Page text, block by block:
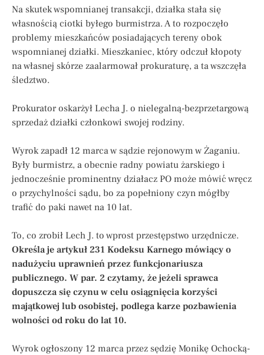
Na skutek wspomnianej transakcji, działka stała się
własnością ciotki byłego burmistrza. A to rozpoczęło
problemy mieszkańców posiadających tereny obok
wspomnianej działki. Mieszkaniec, który odczuł kłopoty
na własnej skórze zaalarmował prokuraturę, a ta wszczęła
śledztwo.
Prokurator oskarżył Lecha J. o nielegalną-bezprzetargową
sprzedaż działki członkowi swojej rodziny.
Wyrok zapadł 12 marca w sądzie rejonowym w Żaganiu.
Były burmistrz, a obecnie radny powiatu żarskiego i
jednocześnie prominentny działacz PO może mówić wręcz
o przychylności sądu, bo za popełniony czyn mógłby
trafić do paki nawet na 10 lat.
To, co zrobił Lech J. to wprost przestępstwo urzędnicze.
Określa je artykuł 231 Kodeksu Karnego mówiący o
nadużyciu uprawnień przez funkcjonariusza
publicznego. W par. 2 czytamy, że jeżeli sprawca
dopuszcza się czynu w celu osiągnięcia korzyści
majątkowej lub osobistej, podlega karze pozbawienia
wolności od roku do lat 10.
Wyrok ogłoszony 12 marca przez sędzię Monikę Ochocką-